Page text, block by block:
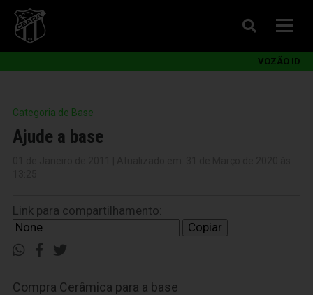
VOZÃO ID
Categoria de Base
Ajude a base
Link para compartilhamento:
Copiar
Compra Cerâmica para a base